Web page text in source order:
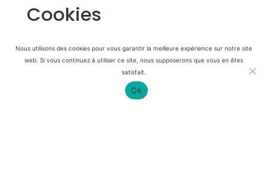
Cookies
cookies sont de petits fichiers textes qui sont
enregistrés sur votre ordinateur, lors de la
visite du site, de façon temporaire ou durable.
Nous utilisons des cookies pour vous garantir la meilleure expérience sur notre site
web. Si vous continuez à utiliser ce site, nous supposerons que vous en êtes
satisfait.
Ok